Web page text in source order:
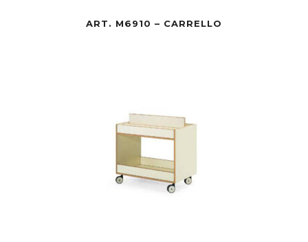
ART. M6910 – CARRELLO